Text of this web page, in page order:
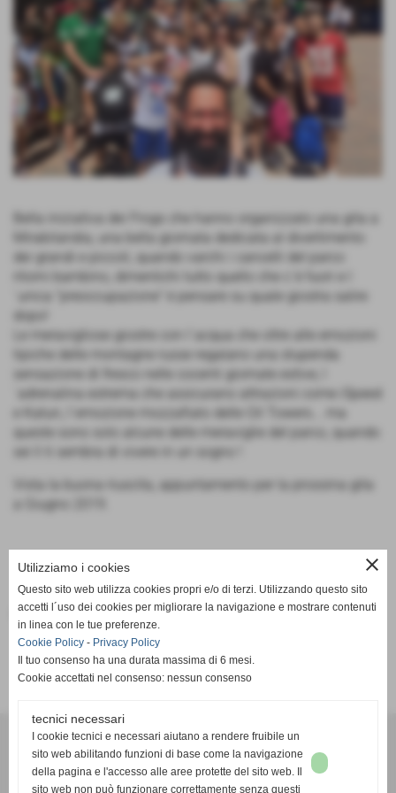
Bella iniziativa dei Frogs che hanno organizzato una gita a
Mirabilandia, una bella giornata dedicata al divertimento
dei grandi e piccoli, quando varchi i cancelli del parco
ritorni bambino, dimentichi tutto quello che c´è fuori e l
´unica "preoccupazione" è pensare su quale giostra salire
dopo!
Le meravigliose giostre con l´acqua che oltre alle emozioni
tipiche delle montagne russe regalano una stupenda
sensazione di fresco nelle cocenti giornate estive, l
´adrenalina estrema che assicurano attrazioni come iSpeed
e Katun, l´emozione mozzafiato delle Oil Towers... ma
queste sono solo alcune delle meraviglie del parco, quando
sei lì ti sembra di vivere in un sogno !
Vista la buona riuscita, appuntamento per la prossina gita
a Giugno 2019.
Fonte: Frogs
A. D. Pallacanestro Castelfranco Frogs
Via Rocco Scotellaro, 39 - CAP 56022 - Castelfranco di sotto (Pisa)
P.I. 01636130500
Tel. 3387540212
close
Utilizziamo i cookies
Questo sito web utilizza cookies propri e/o di terzi. Utilizzando questo sito
accetti l´uso dei cookies per migliorare la navigazione e mostrare contenuti
in linea con le tue preferenze.
Cookie Policy - Privacy Policy
Il tuo consenso ha una durata massima di 6 mesi.
Cookie accettati nel consenso: nessun consenso
tecnici necessari
I cookie tecnici e necessari aiutano a rendere fruibile un
sito web abilitando funzioni di base come la navigazione
della pagina e l'accesso alle aree protette del sito web. Il
sito web non può funzionare correttamente senza questi